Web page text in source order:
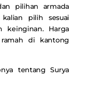
pilihan armada
pilih sesuai
keinginan. Harga
ramah di kantong
tentang Surya